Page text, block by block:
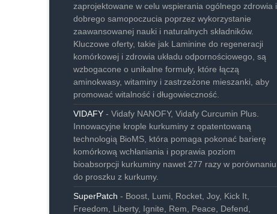
zaprojektowane w celu wspierania ogólnego zdrowia i
dobrego samopoczucia poprzez wykorzystanie
zaawansowanej nauki i naturalnych składników.
Kluczowe oferty, takie jak Laminine do regeneracji
komórkowej i zdrowia układu odpornościowego, są
wzbogacone o unikalne formuły, które łączą
aminokwasy, witaminy i zastrzeżone mieszanki, aby
promować witalność i długowieczność.
VIDAFY - Vidafy NANOFY, Vidafy Curcumin Plus.
Innowacyjne krople kurkuminy z opatentowaną
technologią BioMS, która pomaga pokonać barierę
komórkową wchłaniania i poprawia poziom
bioabsorpcji kurkuminy nawet 277 razy w porównaniu
do proszku z kurkumy.
SuperPatch - Boost, Lumi, Rocket, Joy, Kick It,
Freedom, Liberty, Ignite, Rem, Peace, Defend,